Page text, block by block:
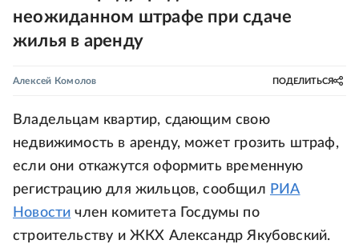
неожиданном штрафе при сдаче
жилья в аренду
Алексей Комолов ПОДЕЛИТЬСЯ
Владельцам квартир, сдающим свою
недвижимость в аренду, может грозить штраф,
если они откажутся оформить временную
регистрацию для жильцов, сообщил РИА
Новости член комитета Госдумы по
строительству и ЖКХ Александр Якубовский.